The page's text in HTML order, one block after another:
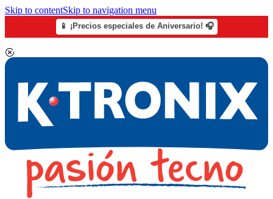
Skip to contentSkip to navigation menu
📱 ¡Precios especiales de Aniversario! 🎧